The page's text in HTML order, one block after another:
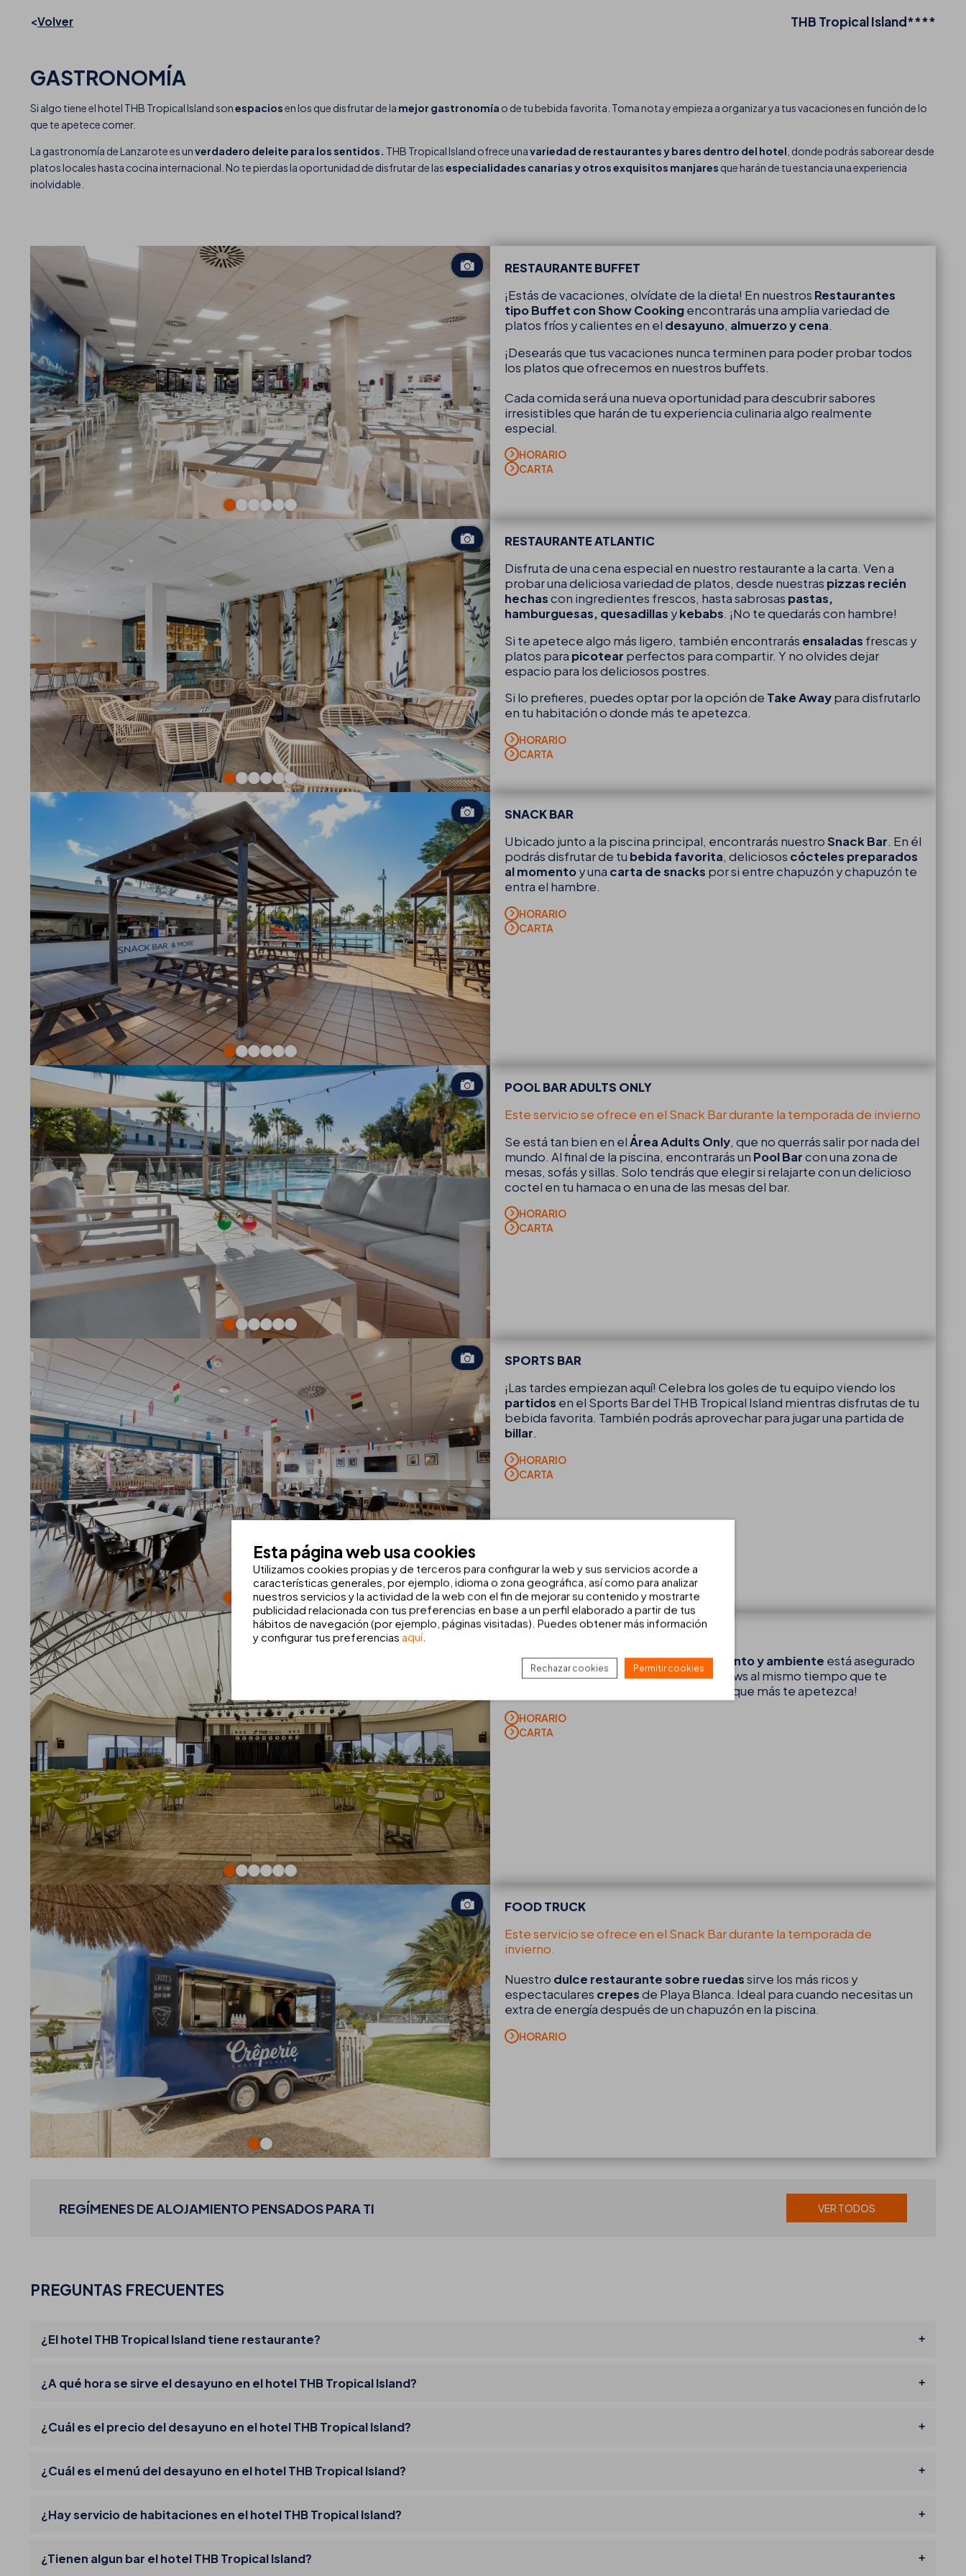
Volver THB Tropical Island****
GASTRONOMÍA
Si algo tiene el hotel THB Tropical Island sonespaciosen los que disfrutar de la mejor gastronomía o de tu bebida favorita. Toma nota y empieza a organizar ya tus vacaciones en función de lo
que te apetece comer.
La gastronomía de Lanzarote es unverdadero deleite para los sentidos. THB Tropical Island ofrece unavariedad de restaurantes y bares dentro del hotel , donde podrás saborear desde
platos locales hasta cocina internacional. No te pierdas la oportunidad de disfrutar de lasespecialidades canarias y otros exquisitos manjares que harán de tu estancia una experiencia
inolvidable.
RESTAURANTE BUFFET
¡Estás de vacaciones, olvídate de la dieta! En nuestros Restaurantes
tipo Buffet con Show Cookingencontrarás una amplia variedad de
platos fríos y calientes en el desayuno, almuerzo y cena.
¡Desearás que tus vacaciones nunca terminen para poder probar todos
los platos que ofrecemos en nuestros buffets.
Cada comida será una nueva oportunidad para descubrir sabores
irresistibles que harán de tu experiencia culinaria algo realmente
especial.
HORARIO
CARTA
RESTAURANTE ATLANTIC
Disfruta de una cena especial en nuestro restaurante a la carta. Ven a
probar una deliciosa variedad de platos, desde nuestras pizzas recién
hechascon ingredientes frescos, hasta sabrosas pastas,
hamburguesas, quesadillas ykebabs. ¡No te quedarás con hambre!
Si te apetece algo más ligero, también encontrarás ensaladas frescas y
platos para picotear perfectos para compartir. Y no olvides dejar
espacio para los deliciosos postres.
Si lo prefieres, puedes optar por la opción de Take Awaypara disfrutarlo
en tu habitación o donde más te apetezca.
HORARIO
CARTA
SNACK BAR
Ubicado junto a la piscina principal, encontrarás nuestroSnack Bar. En él
podrás disfrutar de tu bebida favorita, deliciosos cócteles preparados
al momentoy una carta de snacks por si entre chapuzón y chapuzón te
entra el hambre.
HORARIO
CARTA
POOL BAR ADULTS ONLY
Este servicio se ofrece en el Snack Bar durante la temporada de invierno
Se está tan bien en elÁrea Adults Only, que no querrás salir por nada del
mundo. Al final de la piscina, encontrarás un Pool Barcon una zona de
mesas, sofás y sillas. Solo tendrás que elegir si relajarte con un delicioso
coctel en tu hamaca o en una de las mesas del bar.
HORARIO
CARTA
SPORTS BAR
¡Las tardes empiezan aquí! Celebra los goles de tu equipo viendo los
partidos en el Sports Bar del THB Tropical Island mientras disfrutas de tu
bebida favorita. También podrás aprovechar para jugar una partida de
billar.
HORARIO
CARTA
LA CARPA
Todas las noches elmejor entretenimiento y ambiente está asegurado
en La Carpa. Disfruta de los mejores shows al mismo tiempo que te
… ¡Lo que más te apetezca!
HORARIO
CARTA
FOOD TRUCK
Este servicio se ofrece en el Snack Bar durante la temporada de
invierno.
Nuestro dulce restaurante sobre ruedassirve los más ricos y
espectaculares crepesde Playa Blanca. Ideal para cuando necesitas un
extra de energía después de un chapuzón en la piscina.
HORARIO
REGÍMENES DE ALOJAMIENTO PENSADOS PARA TI VER TODOS
PREGUNTAS FRECUENTES
¿El hotel THB Tropical Island tiene restaurante?
¿A qué hora se sirve el desayuno en el hotel THB Tropical Island?
¿Cuál es el precio del desayuno en el hotel THB Tropical Island?
¿Cuál es el menú del desayuno en el hotel THB Tropical Island?
¿Hay servicio de habitaciones en el hotel THB Tropical Island?
¿Tienen algun bar el hotel THB Tropical Island?
Esta página web usa cookies
Utilizamos cookies propias y de terceros para configurar la web y sus servicios acorde a
características generales, por ejemplo, idioma o zona geográfica, así como para analizar
nuestros servicios y la actividad de la web con el fin de mejorar su contenido y mostrarte
publicidad relacionada con tus preferencias en base a un perfil elaborado a partir de tus
hábitos de navegación (por ejemplo, páginas visitadas). Puedes obtener más información
y configurar tus preferencias aquí.
Rechazar cookies Permitir cookies